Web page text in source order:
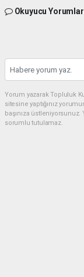
Okuyucu
Yorum yazarak Topluluk
sitesine yaptığınız
başınıza
sorumlu tutulamaz.